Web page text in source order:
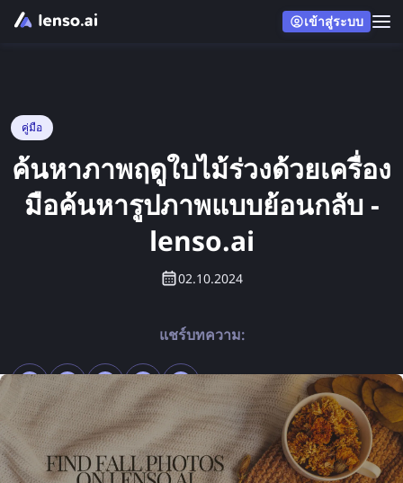
เข้าสู่ระบบ
คู่มือ
ค้นหาภาพฤดูใบไม้ร่วงด้วยเครื่อง
มือค้นหารูปภาพแบบย้อนกลับ -
lenso.ai
02.10.2024
แชร์บทความ: